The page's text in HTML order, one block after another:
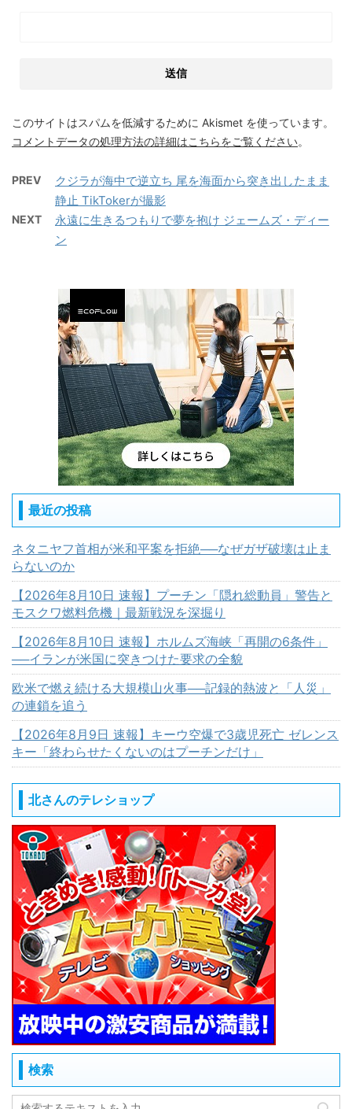
このサイトはスパムを低減するために Akismet を使っています。
コメントデータの処理方法の詳細はこちらをご覧ください。
PREV
クジラが海中で逆立ち 尾を海面から突き出したまま
静止 TikTokerが撮影
NEXT
永遠に生きるつもりで夢を抱け ジェームズ・ディー
ン
最近の投稿
ネタニヤフ首相が米和平案を拒絶──なぜガザ破壊は止ま
らないのか
【2026年8月10日 速報】プーチン「隠れ総動員」警告と
モスクワ燃料危機｜最新戦況を深掘り
【2026年8月10日 速報】ホルムズ海峡「再開の6条件」
──イランが米国に突きつけた要求の全貌
欧米で燃え続ける大規模山火事──記録的熱波と「人災」
の連鎖を追う
【2026年8月9日 速報】キーウ空爆で3歳児死亡 ゼレンス
キー「終わらせたくないのはプーチンだけ」
北さんのテレショップ
検索